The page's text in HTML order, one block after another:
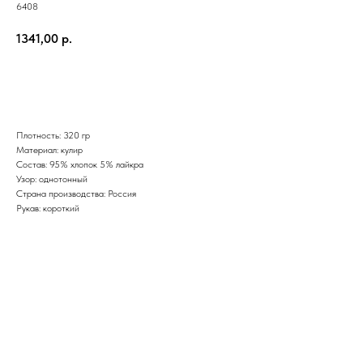
6408
1341,00 р.
Плотность: 320 гр
Материал: кулир
Состав: 95% хлопок 5% лайкра
Узор: однотонный
Страна производства: Россия
Рукав: короткий